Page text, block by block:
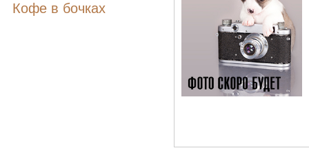
Кофе в бочках